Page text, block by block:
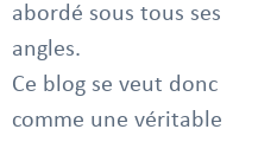
abordé sous tous ses
angles.
Ce blog se veut donc
comme une véritable